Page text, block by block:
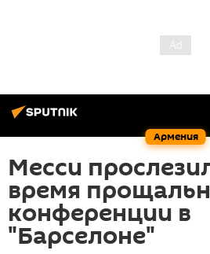
Армения
Месси
время
конференции в
"Барселоне"